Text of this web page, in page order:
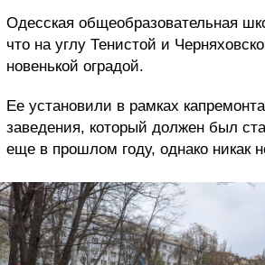
Одесская общеобразовательная
что на углу Тенистой и
новенькой оградой.
Ее установили в рамках
заведения, который должен был
еще в прошлом году, однако никак